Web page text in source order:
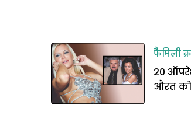
फैमिली
20
औरत को